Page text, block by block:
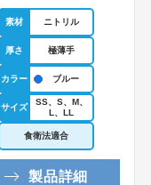
素材 ニトリル
厚さ 極薄手
カラー ブルー
サイズ
SS、S、M、
L、LL
食衛法適合
製品詳細